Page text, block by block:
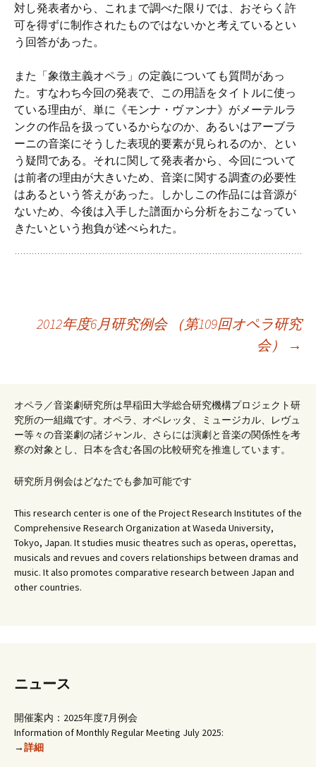
対し発表者から、これまで調べた限りでは、おそらく許
可を得ずに制作されたものではないかと考えているとい
う回答があった。
また「象徴主義オペラ」の定義についても質問があっ
た。すなわち今回の発表で、この用語をタイトルに使っ
ている理由が、単に《モンナ・ヴァンナ》がメーテルラ
ンクの作品を扱っているからなのか、あるいはアーブラ
ーニの音楽にそうした表現的要素が見られるのか、とい
う疑問である。それに関して発表者から、今回について
は前者の理由が大きいため、音楽に関する調査の必要性
はあるという答えがあった。しかしこの作品には音源が
ないため、今後は入手した譜面から分析をおこなってい
きたいという抱負が述べられた。
ナ
ビ
ゲ
ー
シ
ン
2012年度6月研究例会 （第109回オペラ研究
会）
→
オペラ／音楽劇研究所は早稲田大学総合研究機構プロジェクト研
究所の一組織です。オペラ、オペレッタ、ミュージカル、レヴュ
ー等々の音楽劇の諸ジャンル、さらには演劇と音楽の関係性を考
察の対象とし、日本を含む各国の比較研究を推進しています。
研究所月例会はどなたでも参加可能です
This research center is one of the Project Research Institutes of the
Comprehensive Research Organization at Waseda University,
Tokyo, Japan. It studies music theatres such as operas, operettas,
musicals and revues and covers relationships between dramas and
music. It also promotes comparative research between Japan and
other countries.
ニュース
開催案内：2025年度7月例会
Information of Monthly Regular Meeting July 2025:
→詳細